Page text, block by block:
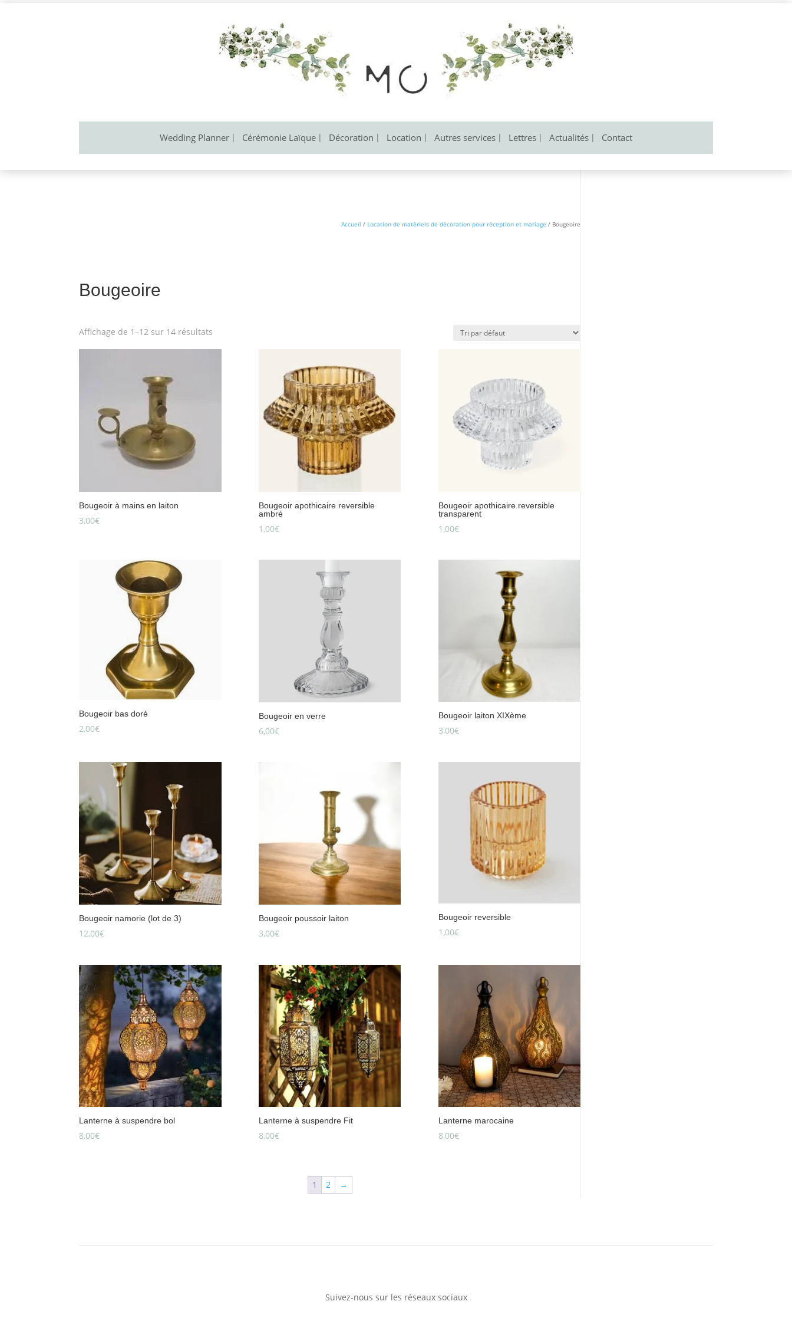
Wedding Planner Cérémonie Laïque Décoration Location Autres services Lettres Actualités Contact
Accueil / Location de matériels de décoration pour réception et mariage / Bougeoire
Bougeoire
Affichage de 1–12 sur 14 résultats
Bougeoir à mains en laiton
3,00€
Bougeoir apothicaire reversible
ambré
1,00€
Bougeoir apothicaire reversible
transparent
1,00€
Bougeoir bas doré
2,00€
Bougeoir en verre
6,00€
Bougeoir laiton XIXème
3,00€
Bougeoir namorie (lot de 3)
12,00€
Bougeoir poussoir laiton
3,00€
Bougeoir reversible
1,00€
Lanterne à suspendre bol
8,00€
Lanterne à suspendre Fit
8,00€
Lanterne marocaine
8,00€
1 2 →
Suivez-nous sur les réseaux sociaux